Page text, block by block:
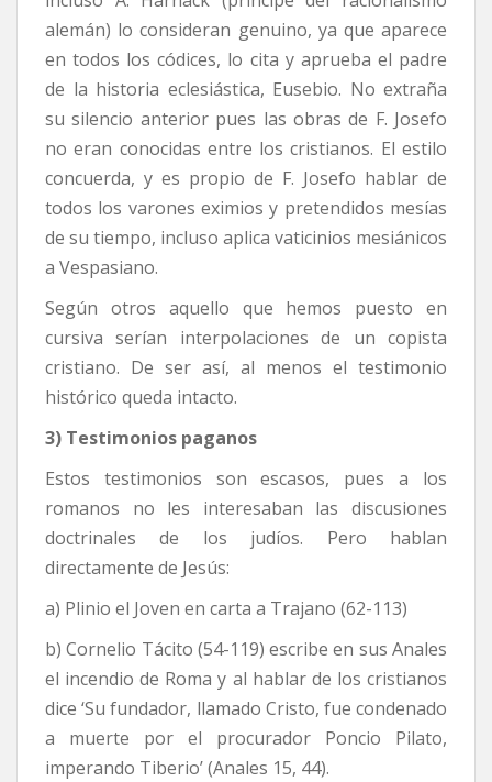
alemán) lo consideran genuino, ya que aparece
en todos los códices, lo cita y aprueba el padre
de la historia eclesiástica, Eusebio. No extraña
su silencio anterior pues las obras de F. Josefo
no eran conocidas entre los cristianos. El estilo
concuerda, y es propio de F. Josefo hablar de
todos los varones eximios y pretendidos mesías
de su tiempo, incluso aplica vaticinios mesiánicos
a Vespasiano.
Según otros aquello que hemos puesto en
cursiva serían interpolaciones de un copista
cristiano. De ser así, al menos el testimonio
histórico queda intacto.
3) Testimonios paganos
Estos testimonios son escasos, pues a los
romanos no les interesaban las discusiones
doctrinales de los judíos. Pero hablan
directamente de Jesús:
a) Plinio el Joven en carta a Trajano (62-113)
b) Cornelio Tácito (54-119) escribe en sus Anales
el incendio de Roma y al hablar de los cristianos
dice ‘Su fundador, llamado Cristo, fue condenado
a muerte por el procurador Poncio Pilato,
imperando Tiberio’ (Anales 15, 44).